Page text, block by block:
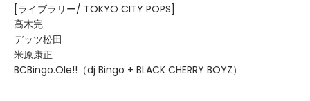
[ライブラリー/ TOKYO CITY POPS]
高木完
デッツ松田
米原康正
BCBingo.Ole!!（dj Bingo + BLACK CHERRY BOYZ）